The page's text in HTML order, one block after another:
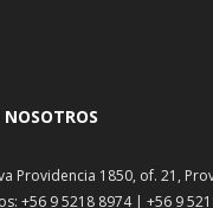
NOSOTROS
Providencia 1850, of. 21,
+56 9 5218 8974 | +56 9